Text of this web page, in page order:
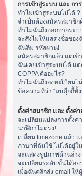
การเข้าสู่ระบบ และ กา
ทำไมเข้าสู่ระบบไม่ได้ ?
จำเป็นต้องสมัครสมาชิก
ทำไมฉันถึงออกจากระ
จะสั่งไม่ให้แสดงชื่อของ
ฉันลืม รหัสผ่าน!
สมัครสมาชิกแล้ว แต่เข้
ฉันเคยเข้าสู่ระบบได้ แ
COPPA คืออะไร?
ทำไมฉันถึงลงทะเีบียนไ
ข้อความที่ว่า “ลบคุีกกี้ทั้
ตั้งค่าสมาชิก และ ตั้งค่า
จะเปลี่ยนแปลงการตั้งค่
นาฬิกาไม่ตรง!
เปลี่ยน timezone แล้ว แ
ภาษาที่ฉันใช้ ไม่ได้อยู่ใ
จะแสดงรูปภาพด้านล่าง
จะเปลี่ยนระดับขั้นได้อย่
เมื่อฉันคลิกส่ง email ใ